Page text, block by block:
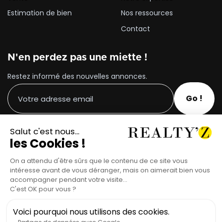
Estimation de bien
Nos ressources
Contact
N'en perdez pas une miette !
Restez informé des nouvelles annonces.